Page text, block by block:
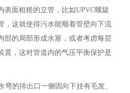
表面粗糙的立管，比如UPVC螺旋
，这就使得污水能顺着管壁向下流
部的局部形成水塞，或者考虑每层
置，这对管道内的气压平衡保护是
弯的排出口一侧因向下挂有毛发、